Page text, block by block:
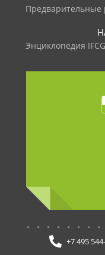
Предварительные
Энциклопедия IFCG
+7 495